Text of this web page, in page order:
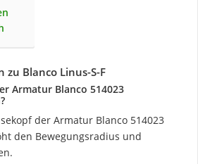
Blanco Linus-S-F
Armatur Blanco ‎514023
der Armatur Blanco ‎514023
den Bewegungsradius und